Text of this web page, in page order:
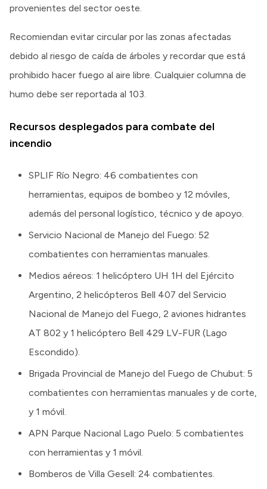
provenientes del sector oeste.
Recomiendan evitar circular por las zonas afectadas
debido al riesgo de caída de árboles y recordar que está
prohibido hacer fuego al aire libre. Cualquier columna de
humo debe ser reportada al 103.
Recursos desplegados para combate del
incendio
SPLIF Río Negro: 46 combatientes con
herramientas, equipos de bombeo y 12 móviles,
además del personal logístico, técnico y de apoyo.
Servicio Nacional de Manejo del Fuego: 52
combatientes con herramientas manuales.
Medios aéreos: 1 helicóptero UH 1H del Ejército
Argentino, 2 helicópteros Bell 407 del Servicio
Nacional de Manejo del Fuego, 2 aviones hidrantes
AT 802 y 1 helicóptero Bell 429 LV-FUR (Lago
Escondido).
Brigada Provincial de Manejo del Fuego de Chubut: 5
combatientes con herramientas manuales y de corte,
y 1 móvil.
APN Parque Nacional Lago Puelo: 5 combatientes
con herramientas y 1 móvil.
Bomberos de Villa Gesell: 24 combatientes.